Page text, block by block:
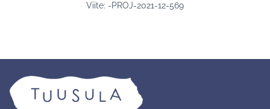
Viite: -PROJ-2021-12-569